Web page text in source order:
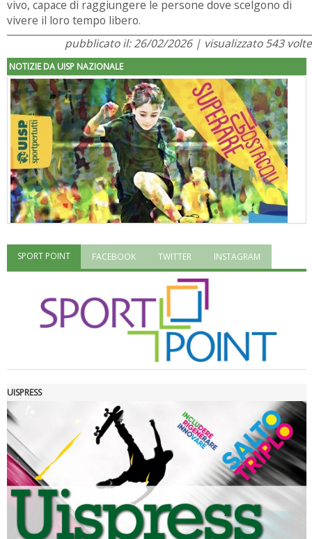
vivo, capace di raggiungere le persone dove scelgono di
vivere il loro tempo libero.
pubblicato il: 26/02/2026 | visualizzato 543 volte
NOTIZIE DA UISP NAZIONALE
"Superare gli ostacoli": la relazione di Tiziano Pesce al CN Uisp
Luglio 2026: "Pensando con i piedi, si possono fare le
rivoluzioni"
SPORT POINT FACEBOOK TWITTER INSTAGRAM
UISPRESS